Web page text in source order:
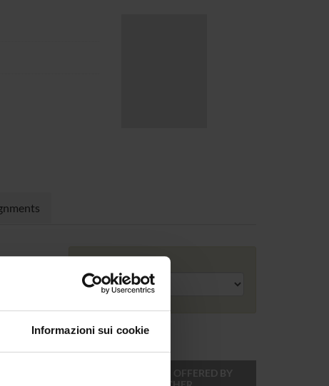
Informazioni sui cookie
Academic year
MODULES OFFERED BY